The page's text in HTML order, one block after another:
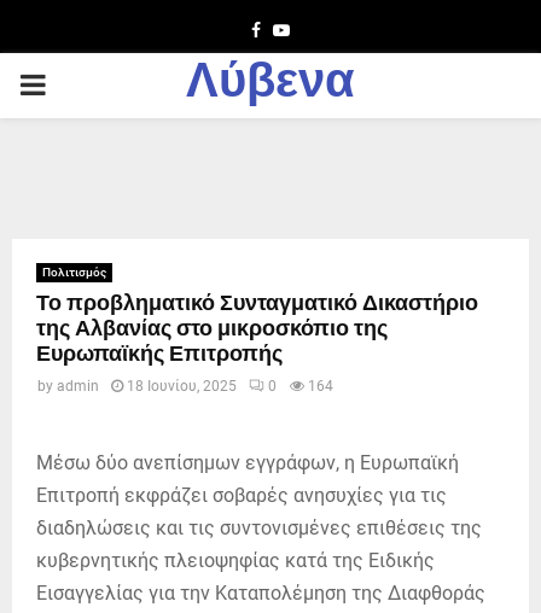
Facebook
Youtube
PRIMARY
Λύβενα
Πολιτισμός
Το προβληματικό Συνταγματικό Δικαστήριο
της Αλβανίας στο μικροσκόπιο της
Ευρωπαϊκής Επιτροπής
by admin 18 Ιουνίου, 2025 0 164
Μέσω δύο ανεπίσημων εγγράφων, η Ευρωπαϊκή
Επιτροπή εκφράζει σοβαρές ανησυχίες για τις
διαδηλώσεις και τις συντονισμένες επιθέσεις της
κυβερνητικής πλειοψηφίας κατά της Ειδικής
Εισαγγελίας για την Καταπολέμηση της Διαφθοράς